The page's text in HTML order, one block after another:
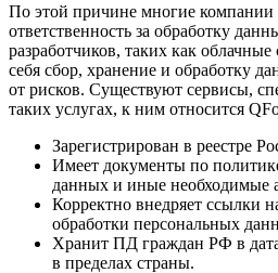
По этой причине многие
ответственность за обработку
разработчиков, таких как
себя сбор, хранение и обработку
от рисков. Существуют сервисы,
таких услугах, к ним относится
Зарегистрирован в реестре
Имеет документы по
данных и иные необходимые
Корректно внедряет ссылки
обработки персональных
Хранит ПД граждан РФ в
в пределах страны.